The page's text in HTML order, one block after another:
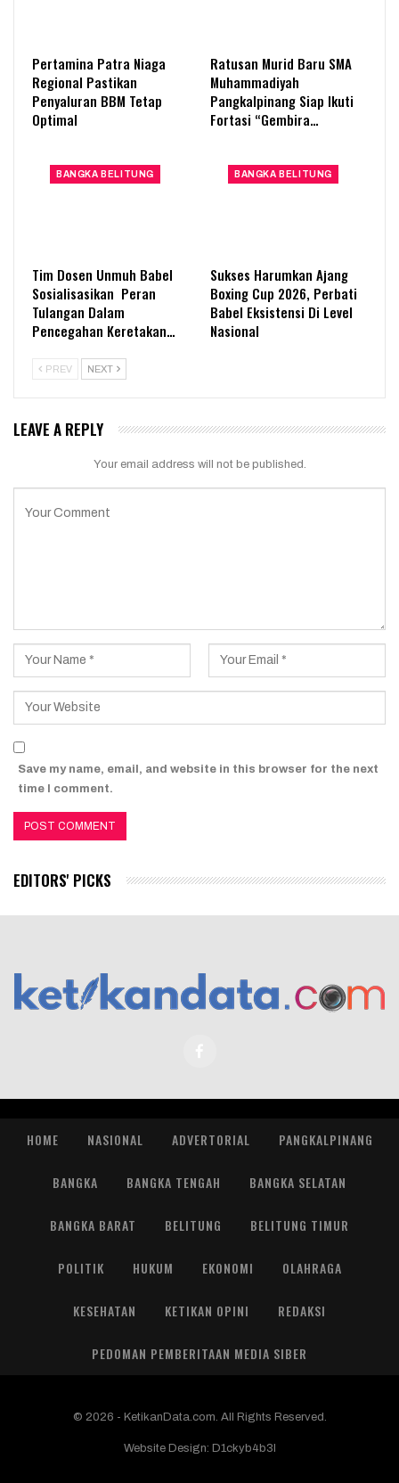
Pertamina Patra Niaga
Regional Pastikan
Penyaluran BBM Tetap
Optimal
Ratusan Murid Baru SMA
Muhammadiyah
Pangkalpinang Siap Ikuti
Fortasi “Gembira…
BANGKA BELITUNG
Tim Dosen Unmuh Babel
Sosialisasikan Peran
Tulangan Dalam
Pencegahan Keretakan…
BANGKA BELITUNG
Sukses Harumkan Ajang
Boxing Cup 2026, Perbati
Babel Eksistensi Di Level
Nasional
PREV NEXT
LEAVE A REPLY
Your email address will not be published.
Save my name, email, and website in this browser for the next
time I comment.
EDITORS' PICKS
HOME NASIONAL ADVERTORIAL PANGKALPINANG
BANGKA BANGKA TENGAH BANGKA SELATAN
BANGKA BARAT BELITUNG BELITUNG TIMUR
POLITIK HUKUM EKONOMI OLAHRAGA
KESEHATAN KETIKAN OPINI REDAKSI
PEDOMAN PEMBERITAAN MEDIA SIBER
© 2026 - KetikanData.com. All Rights Reserved.
Website Design: D1ckyb4b3l